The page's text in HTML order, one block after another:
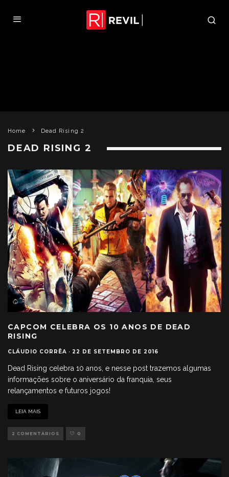
Home Dead Rising 2
DEAD RISING 2
CAPCOM CELEBRA OS 10 ANOS DE DEAD
RISING
CLÁUDIO CORRÊA · 22 DE SETEMBRO DE 2016
Dead Rising celebra 10 anos, e nesse post trazemos algumas
informações sobre o aniversário da franquia, seus
relançamentos e futuros jogos!
LEIA MAIS
2 COMENTÁRIOS 0